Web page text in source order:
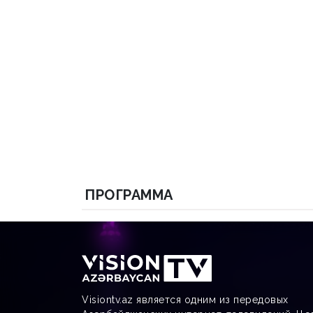
ПРОГРАММА
Visiontv.az является одним из передовых